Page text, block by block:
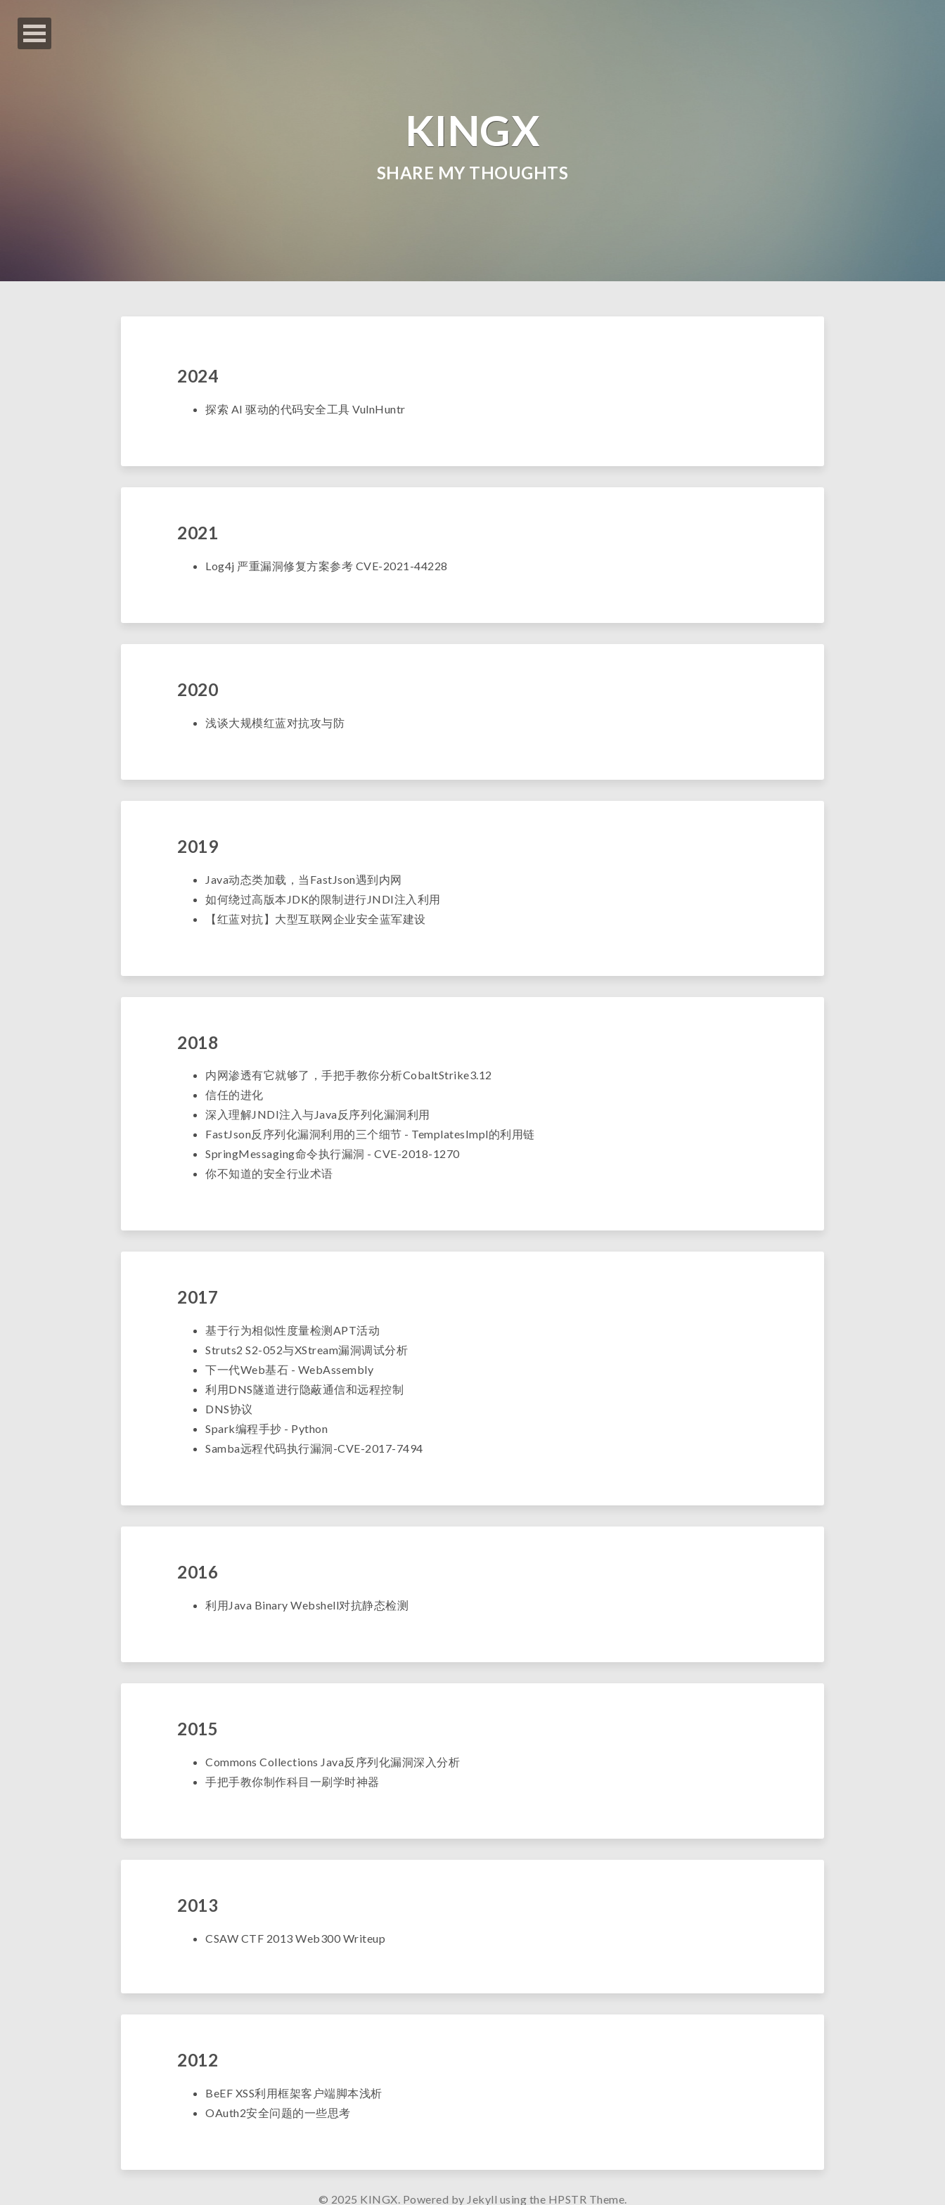
KINGX
SHARE MY THOUGHTS
2024
探索 AI 驱动的代码安全工具 VulnHuntr
2021
Log4j 严重漏洞修复方案参考 CVE-2021-44228
2020
浅谈大规模红蓝对抗攻与防
2019
Java动态类加载，当FastJson遇到内网
如何绕过高版本JDK的限制进行JNDI注入利用
【红蓝对抗】大型互联网企业安全蓝军建设
2018
内网渗透有它就够了，手把手教你分析CobaltStrike3.12
信任的进化
深入理解JNDI注入与Java反序列化漏洞利用
FastJson反序列化漏洞利用的三个细节 - TemplatesImpl的利用链
SpringMessaging命令执行漏洞 - CVE-2018-1270
你不知道的安全行业术语
2017
基于行为相似性度量检测APT活动
Struts2 S2-052与XStream漏洞调试分析
下一代Web基石 - WebAssembly
利用DNS隧道进行隐蔽通信和远程控制
DNS协议
Spark编程手抄 - Python
Samba远程代码执行漏洞-CVE-2017-7494
2016
利用Java Binary Webshell对抗静态检测
2015
Commons Collections Java反序列化漏洞深入分析
手把手教你制作科目一刷学时神器
2013
CSAW CTF 2013 Web300 Writeup
2012
BeEF XSS利用框架客户端脚本浅析
OAuth2安全问题的一些思考
© 2025 KINGX. Powered by Jekyll using the HPSTR Theme.